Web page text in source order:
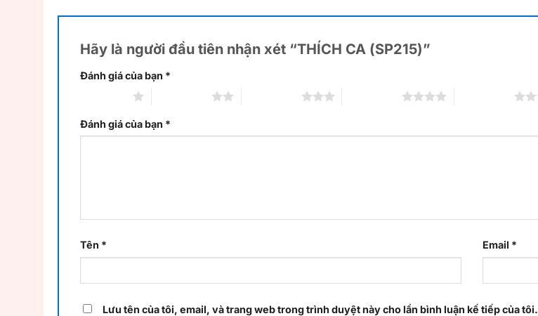
Hãy là người đầu tiên nhận xét “THÍCH CA (SP215)”
Đánh giá của bạn *
Đánh giá của bạn *
Tên * Email *
Lưu tên của tôi, email, và trang web trong trình duyệt này cho lần bình luận kế tiếp của tôi.